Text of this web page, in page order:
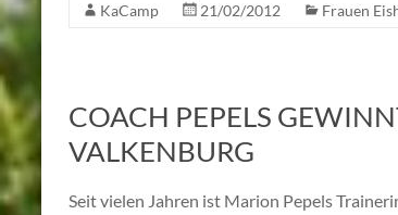
KaCamp 21/02/2012 Frauen
COACH PEPELS
VALKENBURG
Seit vielen Jahren ist Marion Pepels